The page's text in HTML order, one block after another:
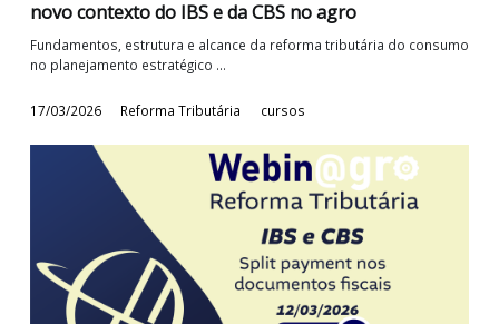
Módulo 2 | IBS e CBS: Normas gerais e regras
matrizes de tributação
Contribuintes, fatos geradores, bases de cálculo,
10/04/2026 Reforma Tributária cursos